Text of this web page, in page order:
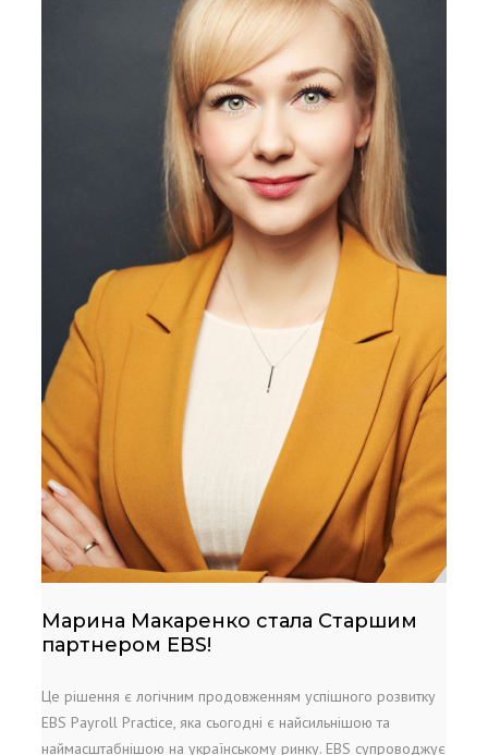
Марина Макаренко стала Старшим
партнером EBS!
Це рішення є логічним продовженням успішного розвитку
EBS Payroll Practice, яка сьогодні є найсильнішою та
наймасштабнішою на українському ринку. EBS супроводжує